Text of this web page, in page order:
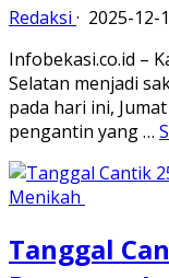
Redaksi · 2025-12-
Infobekasi.co.id –
Selatan menjadi
pada hari ini,
pengantin yang …
Tanggal